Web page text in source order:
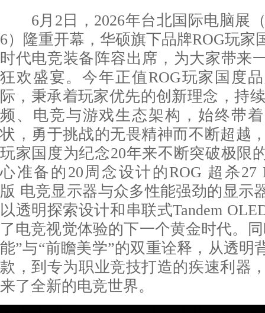
6月2日，2026年台北国际电脑展（
6）隆重开幕，华硕旗下品牌ROG玩家
时代电竞装备阵容出席，为大家带来
狂欢盛宴。今年正值ROG玩家国度
际，秉承着玩家优先的创新理念，持
频、电竞与游戏生态架构，始终带
状，勇于挑战的无畏精神而不断超越
玩家国度为纪念20年来不断突破极限
心准备的20周念设计的ROG 超杀27
版 电竞显示器与众多性能强劲的显示
以透明探索设计和串联式Tandem
了电竞视觉体验的下一个黄金时代。
能”与“前瞻美学”的双重诠释，从透明
款，到专为职业竞技打造的疾速利器
来了全新的电竞世界。